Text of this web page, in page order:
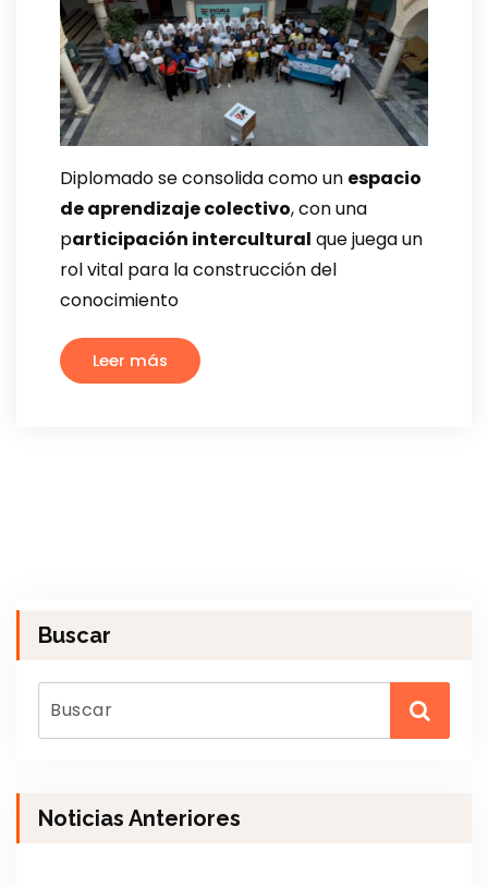
Diplomado se consolida como un espacio
de aprendizaje colectivo, con una
participación intercultural que juega un
rol vital para la construcción del
conocimiento
Leer más
Buscar
Noticias Anteriores